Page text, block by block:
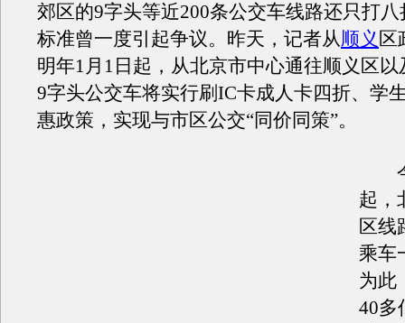
郊区的9字头等近200条公交车线路还只打
标准曾一度引起争议。昨天，记者从顺义 区
明年1月1日起，从北京市中心通往顺义区
9字头公交车将实行刷IC卡成人卡四折、学
惠政策，实现与市区公交“同价同策”。
今
起，
区线
乘车
为此
40多